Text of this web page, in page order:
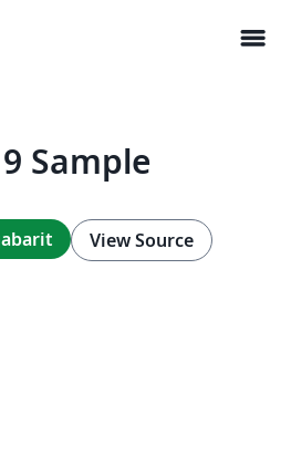
menu
Sample
View Source